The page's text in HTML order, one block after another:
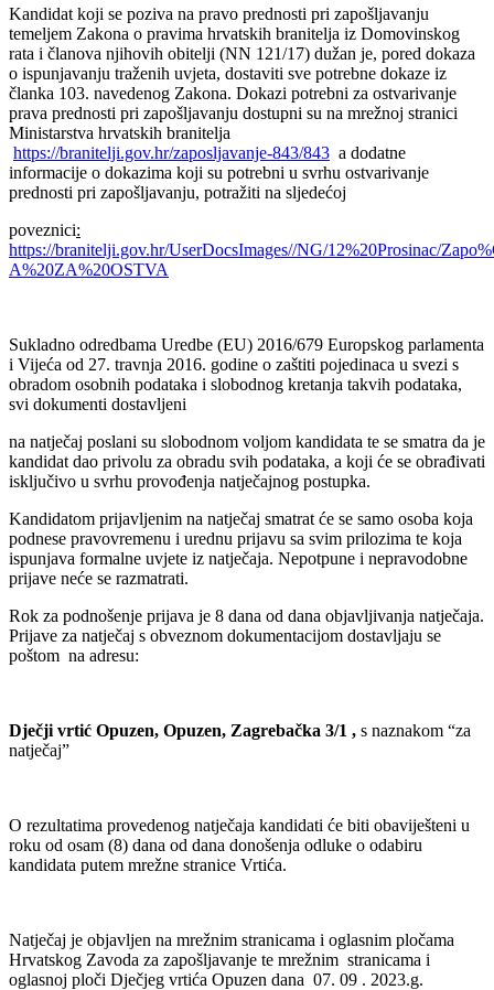
Kandidat koji se poziva na pravo prednosti pri zapošljavanju
temeljem Zakona o pravima hrvatskih branitelja iz Domovinskog
rata i članova njihovih obitelji (NN 121/17) dužan je, pored dokaza
o ispunjavanju traženih uvjeta, dostaviti sve potrebne dokaze iz
članka 103. navedenog Zakona. Dokazi potrebni za ostvarivanje
prava prednosti pri zapošljavanju dostupni su na mrežnoj stranici
Ministarstva hrvatskih branitelja
https://branitelji.gov.hr/zaposljavanje-843/843 a dodatne
informacije o dokazima koji su potrebni u svrhu ostvarivanje
prednosti pri zapošljavanju, potražiti na sljedećoj
poveznici:
https://branitelji.gov.hr/UserDocsImages//NG/12%20Prosinac/
A%20ZA%20OSTVA
Sukladno odredbama Uredbe (EU) 2016/679 Europskog parlamenta
i Vijeća od 27. travnja 2016. godine o zaštiti pojedinaca u svezi s
obradom osobnih podataka i slobodnog kretanja takvih podataka,
svi dokumenti dostavljeni
na natječaj poslani su slobodnom voljom kandidata te se smatra da je
kandidat dao privolu za obradu svih podataka, a koji će se obrađivati
isključivo u svrhu provođenja natječajnog postupka.
Kandidatom prijavljenim na natječaj smatrat će se samo osoba koja
podnese pravovremenu i urednu prijavu sa svim prilozima te koja
ispunjava formalne uvjete iz natječaja. Nepotpune i nepravodobne
prijave neće se razmatrati.
Rok za podnošenje prijava je 8 dana od dana objavljivanja natječaja.
Prijave za natječaj s obveznom dokumentacijom dostavljaju se
poštom na adresu:
Dječji vrtić Opuzen, Opuzen, Zagrebačka 3/1 , s naznakom “za
natječaj”
O rezultatima provedenog natječaja kandidati će biti obaviješteni u
roku od osam (8) dana od dana donošenja odluke o odabiru
kandidata putem mrežne stranice Vrtića.
Natječaj je objavljen na mrežnim stranicama i oglasnim pločama
Hrvatskog Zavoda za zapošljavanje te mrežnim stranicama i
oglasnoj ploči Dječjeg vrtića Opuzen dana 07. 09 . 2023.g.